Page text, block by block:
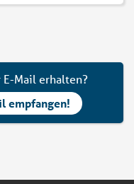
E-Mail erhalten?
empfangen!